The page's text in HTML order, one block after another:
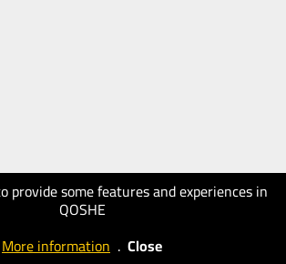
provide some features and experiences in
QOSHE
More information . Close